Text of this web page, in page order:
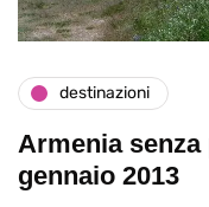
destinazioni
Armenia
gennaio 2013